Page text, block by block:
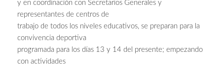
y en coordinación con Secretarios Generales y
representantes de centros de
trabajo de todos los niveles educativos, se preparan para la
convivencia deportiva
programada para los días 13 y 14 del presente; empezando
con actividades